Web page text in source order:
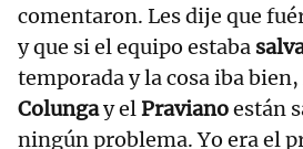
comentaron. Les dije que
y que si el equipo estaba
temporada y la cosa iba
Colungay elPravianoestán
ningún problema. Yo era el